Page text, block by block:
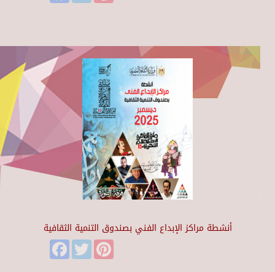
أنشطة مراكز الإبداع الفني بصندوق التنمية الثقافية
FacebookTwitter